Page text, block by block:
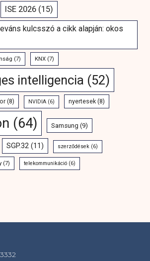
ISE 2026 (15)
kulcsszó a cikk alapján: okos
(7) KNX (7)
intelligencia (52)
(8) NVIDIA (6) nyertesek (8)
(64) Samsung (9)
SGP.32 (11) szerződések (6)
(7) telekommunikáció (6)